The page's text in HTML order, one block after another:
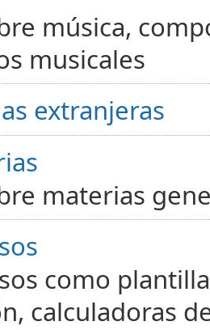
música,
musicales
extranjeras
materias
como
calculadoras